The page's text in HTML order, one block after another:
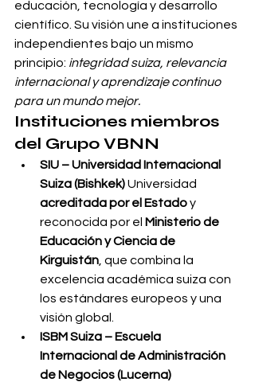
educación, tecnología y desarrollo
científico. Su visión une a instituciones
independientes bajo un mismo
principio: integridad suiza, relevancia
internacional y aprendizaje continuo
para un mundo mejor.
Instituciones miembros
del Grupo VBNN
SIU – Universidad Internacional
Suiza (Bishkek) Universidad
acreditada por el Estado y
reconocida por el Ministerio de
Educación y Ciencia de
Kirguistán , que combina la
excelencia académica suiza con
los estándares europeos y una
visión global.
ISBM Suiza – Escuela
Internacional de Administración
de Negocios (Lucerna)